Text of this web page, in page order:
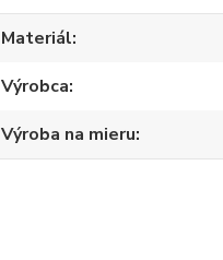
Materiál
Výrobca
Výroba na mieru